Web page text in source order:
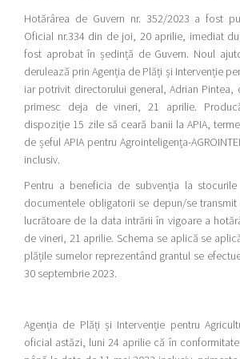
Hotărârea de Guvern nr. 352/2023 a fost
Oficial nr.334 din de joi, 20 aprilie, imediat
fost aprobat în ședință de Guvern. Noul
derulează prin Agenția de Plăți și Intervenție
iar potrivit directorului general, Adrian Pintea,
primesc deja de vineri, 21 aprilie.
dispoziție 15 zile să ceară banii la APIA,
de șeful APIA pentru Agrointeligența-
inclusiv.
Pentru a beneficia de subvenția la
documentele obligatorii se depun/se
lucrătoare de la data intrării în vigoare a
de vineri, 21 aprilie. Schema se aplică se
plățile sumelor reprezentând grantul se
30 septembrie 2023.
Agenția de Plăți și Intervenție pentru
oficial astăzi, luni 24 aprilie că în conformitate